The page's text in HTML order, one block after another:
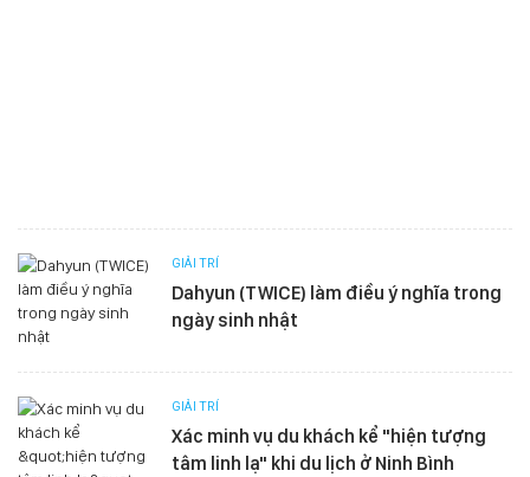
GIẢI TRÍ
Dahyun (TWICE) làm điều ý nghĩa trong
ngày sinh nhật
GIẢI TRÍ
Xác minh vụ du khách kể "hiện tượng
tâm linh lạ" khi du lịch ở Ninh Bình